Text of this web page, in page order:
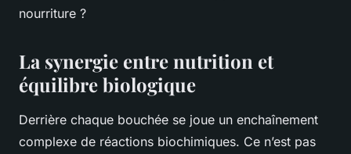
nourriture ?
La synergie entre nutrition et
équilibre biologique
Derrière chaque bouchée se joue un enchaînement
complexe de réactions biochimiques. Ce n’est pas